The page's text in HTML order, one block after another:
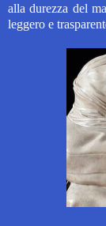
alla durezza del
leggero e